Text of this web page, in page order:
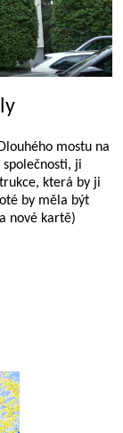
mostu na
ji
která by ji
by měla být
nové kartě)